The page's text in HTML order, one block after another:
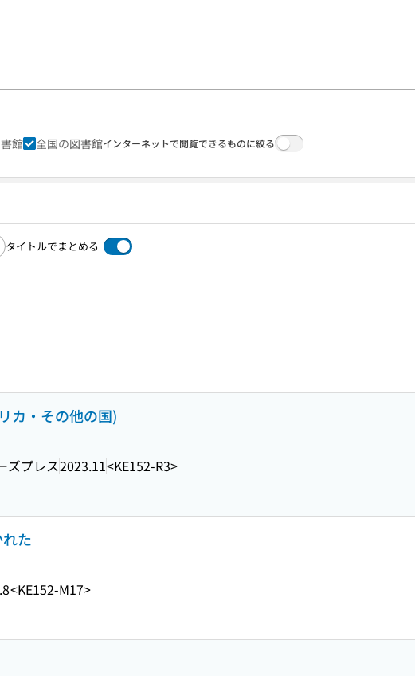
館 全国の図書館インターネットで閲覧できるものに絞る
タイトルでまとめる
カ・その他の国)
ズプレス2023.11<KE152-R3>
た
<KE152-M17>